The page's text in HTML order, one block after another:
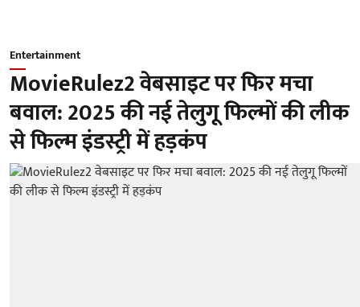
Entertainment
MovieRulez2 वेबसाइट पर फिर मचा
बवाल: 2025 की नई तेलुगू फिल्मों की लीक
से फिल्म इंडस्ट्री में हड़कंप